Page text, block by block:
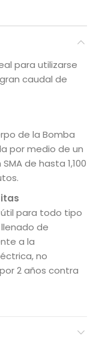
para utilizarse
caudal de
de la Bomba
por medio de un
de hasta 1,100
para todo tipo
de
a la
no
2 años contra